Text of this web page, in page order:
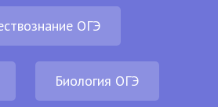
ОГЭ
Биология ОГЭ